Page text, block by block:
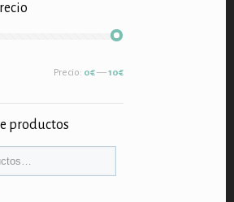
Precio: 0€—10€
productos